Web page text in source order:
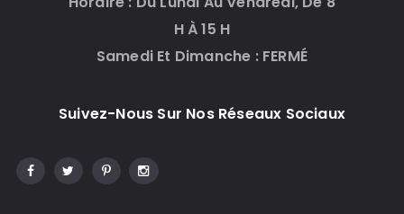
H À 15 H
Samedi Et Dimanche : FERMÉ
Suivez-Nous Sur Nos Réseaux Sociaux